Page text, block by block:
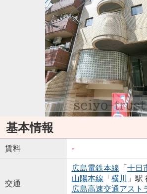
基本情報
賃料 -
交通
広島電鉄本線 「 十日
山陽本線 「 横川
」駅
広島高速交通アスト